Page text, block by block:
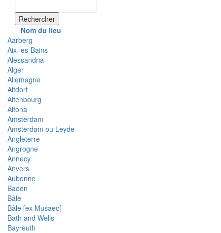
Rechercher
Nom du lieu
Aarberg
Aix-les-Bains
Alessandria
Alger
Allemagne
Altdorf
Altenbourg
Altona
Amsterdam
Amsterdam ou Leyde
Angleterre
Angrogne
Annecy
Anvers
Aubonne
Baden
Bâle
Bâle [ex Musaeo]
Bath and Wells
Bayreuth